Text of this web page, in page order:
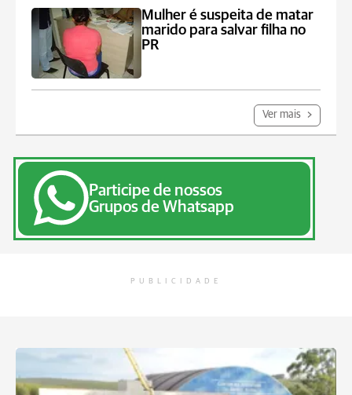
Mulher é suspeita de matar
marido para salvar filha no
PR
Ver mais
Participe de nossos
Grupos de Whatsapp
PUBLICIDADE